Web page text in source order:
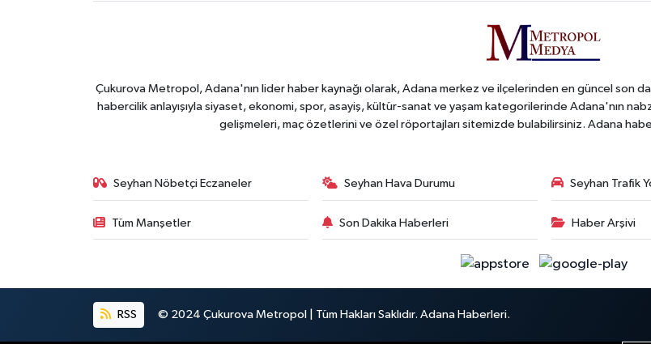
Çukurova Metropol, Adana'nın lider haber kaynağı olarak, Adana merkez ve ilçelerinden en güncel son
habercilik anlayışıyla siyaset, ekonomi, spor, asayiş, kültür-sanat ve yaşam kategorilerinde Adana'nın
gelişmeleri, maç özetlerini ve özel röportajları sitemizde bulabilirsiniz. Adana
Seyhan Nöbetçi Eczaneler Seyhan Hava Durumu Seyhan Trafik
Tüm Manşetler Son Dakika Haberleri Haber Arşivi
RSS © 2024 Çukurova Metropol | Tüm Hakları Saklıdır. Adana Haberleri.